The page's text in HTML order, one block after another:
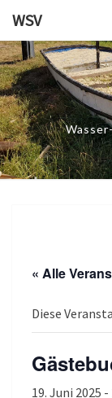
WSV
« Alle
Diese
19. Juni 2025 -